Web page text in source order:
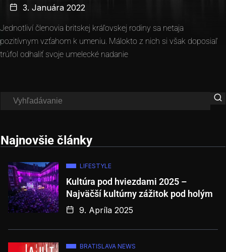
3. Januára 2022
Jednotliví členovia britskej kráľovskej rodiny sa netaja
pozitívnym vzťahom k umeniu. Málokto z nich si však doposiaľ
trúfol odhaliť svoje umelecké nadanie
Najnovšie články
LIFESTYLE
Kultúra pod hviezdami 2025 –
Najväčší kultúrny zážitok pod holým
9. Apríla 2025
BRATISLAVA NEWS